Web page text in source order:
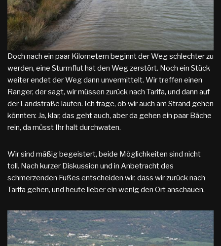
Doch nach ein paar Kilometern beginnt der Weg schlechter zu
werden, eine Sturmflut hat den Weg zerstört. Noch ein Stück
weiter endet der Weg dann unvermittelt. Wir treffen einen
Ranger, der sagt, wir müssen zurück nach Tarifa, und dann auf
der Landstraße laufen. Ich frage, ob wir auch am Strand gehen
könnten: Ja, klar, das geht auch, aber da gehen ein paar Bäche
rein, da müsst Ihr halt durchwaten.
Wir sind mäßig begeistert, beide Möglichkeiten sind nicht
toll. Nach kurzer Diskussion und in Anbetracht des
schmerzenden Fußes entscheiden wir, dass wir zurück nach
Tarifa gehen, und heute lieber ein wenig den Ort anschauen.